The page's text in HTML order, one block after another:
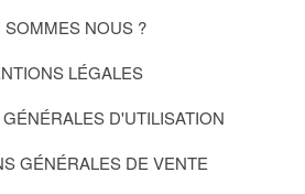
SOMMES NOUS ?
LÉGALES
D'UTILISATION
GÉNÉRALES DE VENTE